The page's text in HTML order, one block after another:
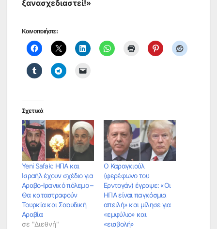
ξανασχεδιαστεί!»
Κοινοποιήστε:
Σχετικά
Yeni Safak: ΗΠΑ και
Ισραήλ έχουν σχέδιο για
Αραβο-Ιρανικό πόλεμο –
Θα καταστραφούν
Τουρκία και Σαουδική
Αραβία
σε "Διεθνή"
Ο Καραγκιούλ
(φερέφωνο του
Ερντογάν) έγραψε: «Οι
ΗΠΑ είναι παγκόσμια
απειλή» και μίλησε για
«εμφύλιο» και
«εισβολή»